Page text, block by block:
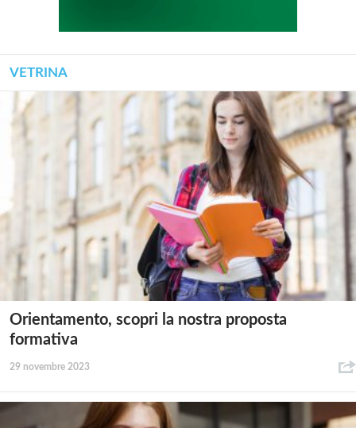
VETRINA
Orientamento, scopri la nostra proposta
formativa
29 novembre 2023